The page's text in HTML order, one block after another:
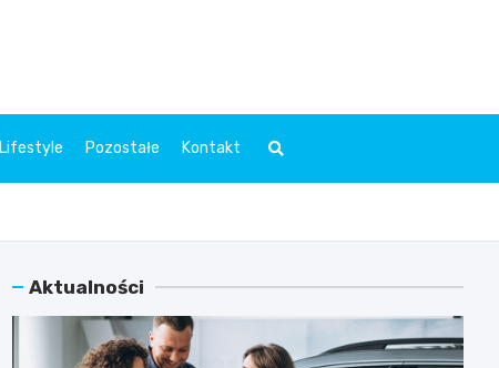
Lifestyle Pozostałe Kontakt
Aktualności